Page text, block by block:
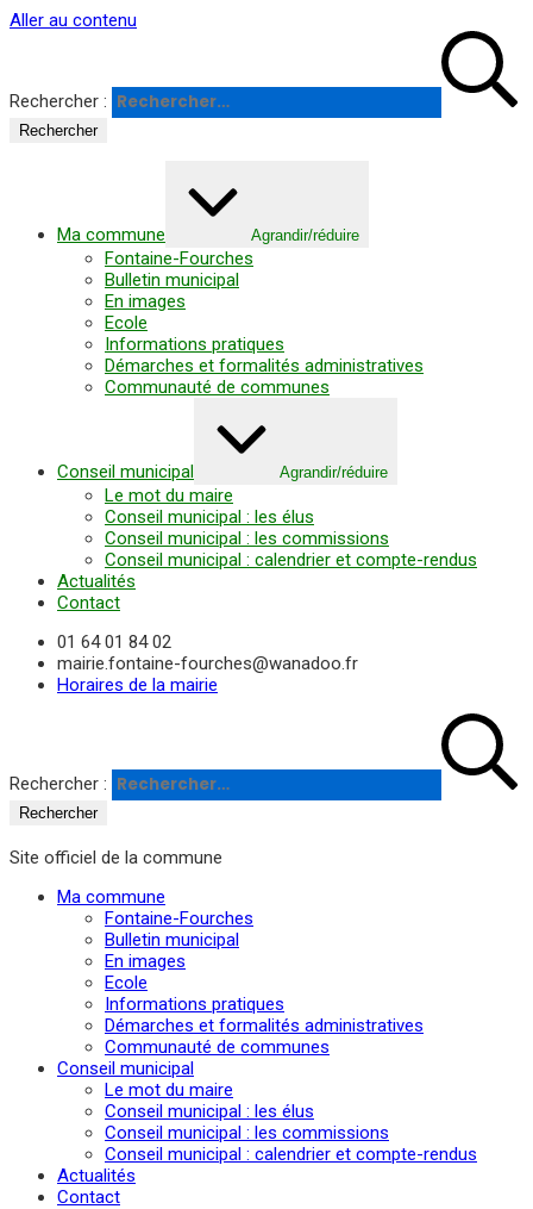
Panneau de gestion des cookies
Aller au contenu
Rechercher :
Ma commune Agrandir/réduire
Fontaine-Fourches
Bulletin municipal
En images
Ecole
Informations pratiques
Démarches et formalités administratives
Communauté de communes
Conseil municipal Agrandir/réduire
Le mot du maire
Conseil municipal : les élus
Conseil municipal : les commissions
Conseil municipal : calendrier et compte-rendus
Actualités
Contact
01 64 01 84 02
mairie.fontaine-fourches@wanadoo.fr
Horaires de la mairie
Rechercher :
Site officiel de la commune
Ma commune
Fontaine-Fourches
Bulletin municipal
En images
Ecole
Informations pratiques
Démarches et formalités administratives
Communauté de communes
Conseil municipal
Le mot du maire
Conseil municipal : les élus
Conseil municipal : les commissions
Conseil municipal : calendrier et compte-rendus
Actualités
Contact